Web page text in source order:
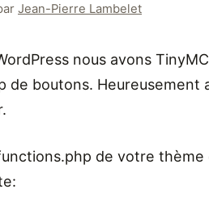
Jean-Pierre Lambelet
nous avons
de boutons. Heureusement
de votre